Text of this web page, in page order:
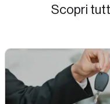
Scopri